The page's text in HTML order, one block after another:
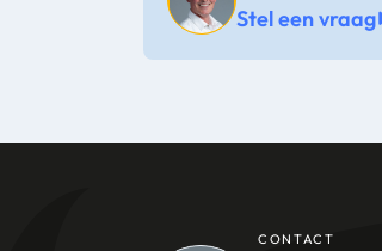
Stel een vraag
CONTACT